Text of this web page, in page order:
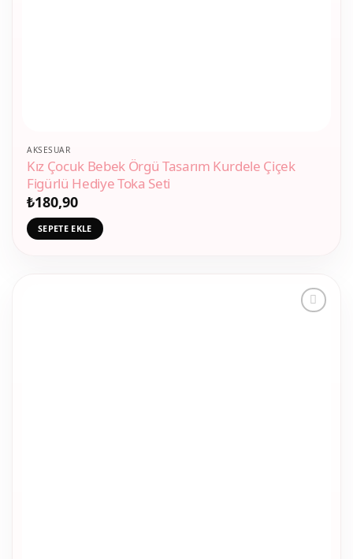
AKSESUAR
Kız Çocuk Bebek Örgü Tasarım Kurdele Çiçek
Figürlü Hediye Toka Seti
₺180,90
SEPETE EKLE